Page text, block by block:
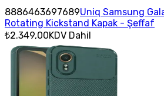
8886463697689Uniq Samsung
Rotating Kickstand Kapak - Şeffaf
₺2.349,00KDV Dahil